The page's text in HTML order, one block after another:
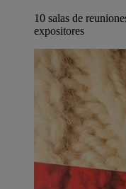
10 salas de
expositores